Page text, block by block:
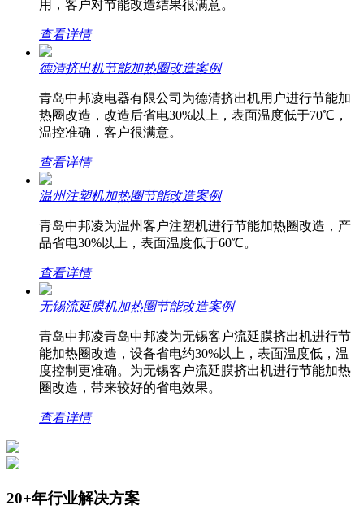
用，客户对节能改造结果很满意。
查看详情
德清挤出机节能加热圈改造案例
青岛中邦凌电器有限公司为德清挤出机用户进行节能加
热圈改造，改造后省电30%以上，表面温度低于70℃，
温控准确，客户很满意。
查看详情
温州注塑机加热圈节能改造案例
青岛中邦凌为温州客户注塑机进行节能加热圈改造，产
品省电30%以上，表面温度低于60℃。
查看详情
无锡流延膜机加热圈节能改造案例
青岛中邦凌青岛中邦凌为无锡客户流延膜挤出机进行节
能加热圈改造，设备省电约30%以上，表面温度低，温
度控制更准确。为无锡客户流延膜挤出机进行节能加热
圈改造，带来较好的省电效果。
查看详情
20+年行业解决方案